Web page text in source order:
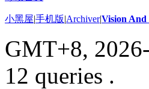
小黑屋|手机版|Archiver|Vision
GMT+8,
12 queries .